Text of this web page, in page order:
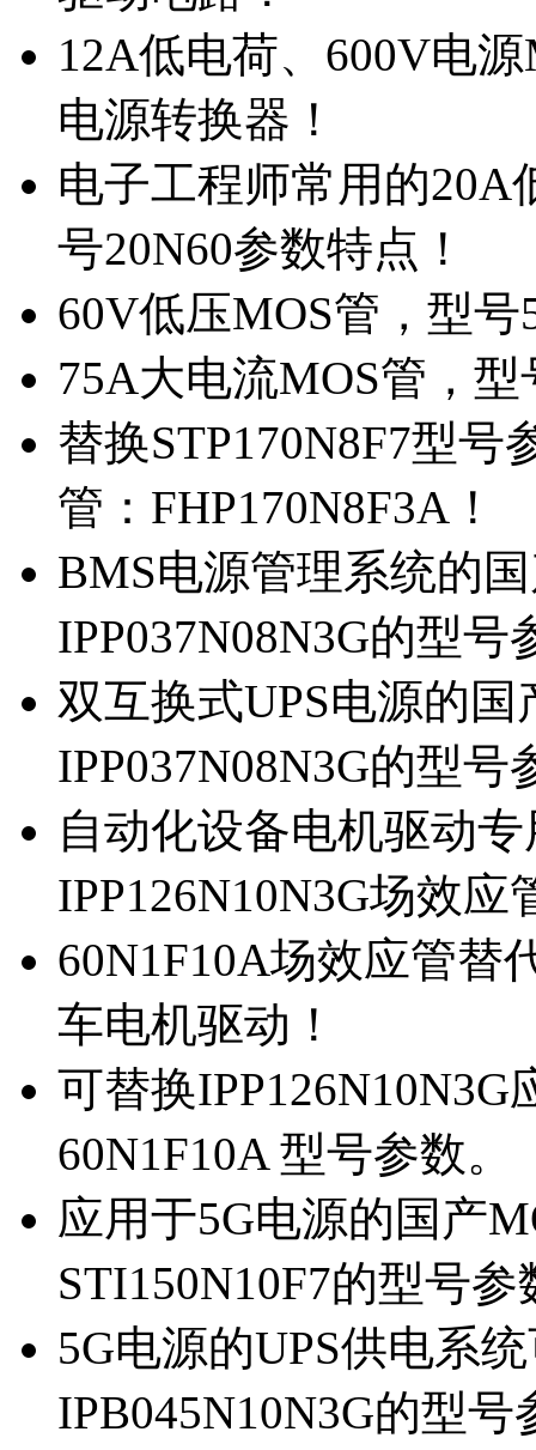
12A低电荷、600V电
电源转换器！
电子工程师常用的20A
号20N60参数特点！
60V低压MOS管，型
75A大电流MOS管，
替换STP170N8F7型
管：FHP170N8F3A！
BMS电源管理系统的
IPP037N08N3G的型号
双互换式UPS电源的
IPP037N08N3G的型号
自动化设备电机驱动
IPP126N10N3G场效应
60N1F10A场效应管替
车电机驱动！
可替换
60N1F10A 型号参数。
应用于5G电源的国产
STI150N10F7的型号参
5G电源的UPS供电系
IPB045N10N3G的型号